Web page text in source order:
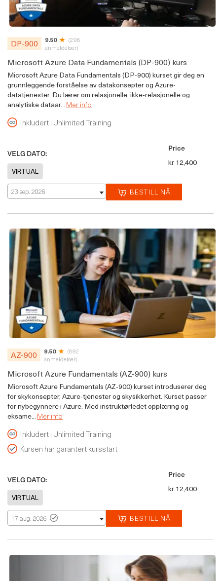
DP-900 9.50
(298
anmeldelser)
Microsoft Azure Data Fundamentals (DP-900) kurs
Microsoft Azure Data Fundamentals (DP-900) kurset gir deg en
grunnleggende forståelse av datakonsepter og Azure-
datatjenester. Du lærer om relasjonelle, ikke-relasjonelle og
analytiske dataar...Mer info
Inkludert i Unlimited Training
VELG DATO:
23 sep. 2026 BESTILL NÅ
Price
kr 12,400
AZ-900 9.50
(892
anmeldelser)
Microsoft Azure Fundamentals (AZ-900) kurs
Microsoft Azure Fundamentals (AZ-900) kurset introduserer deg
for skykonsepter, Azure-tjenester og skysikkerhet. Kurset passer
for nybegynnere i Azure. Med instruktørledet opplæring og
eksame...Mer info
Inkludert i Unlimited Training
Kursen har garantert kursstart
VELG DATO:
17 aug. 2026 BESTILL NÅ
Price
kr 12,400